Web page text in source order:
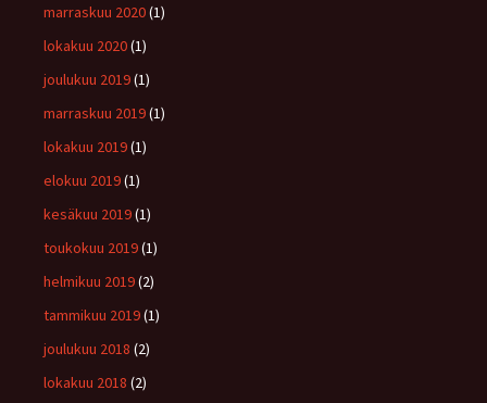
marraskuu 2020(1)
lokakuu 2020(1)
joulukuu 2019(1)
marraskuu 2019(1)
lokakuu 2019(1)
elokuu 2019(1)
kesäkuu 2019(1)
toukokuu 2019(1)
helmikuu 2019(2)
tammikuu 2019(1)
joulukuu 2018 (2)
lokakuu 2018 (2)